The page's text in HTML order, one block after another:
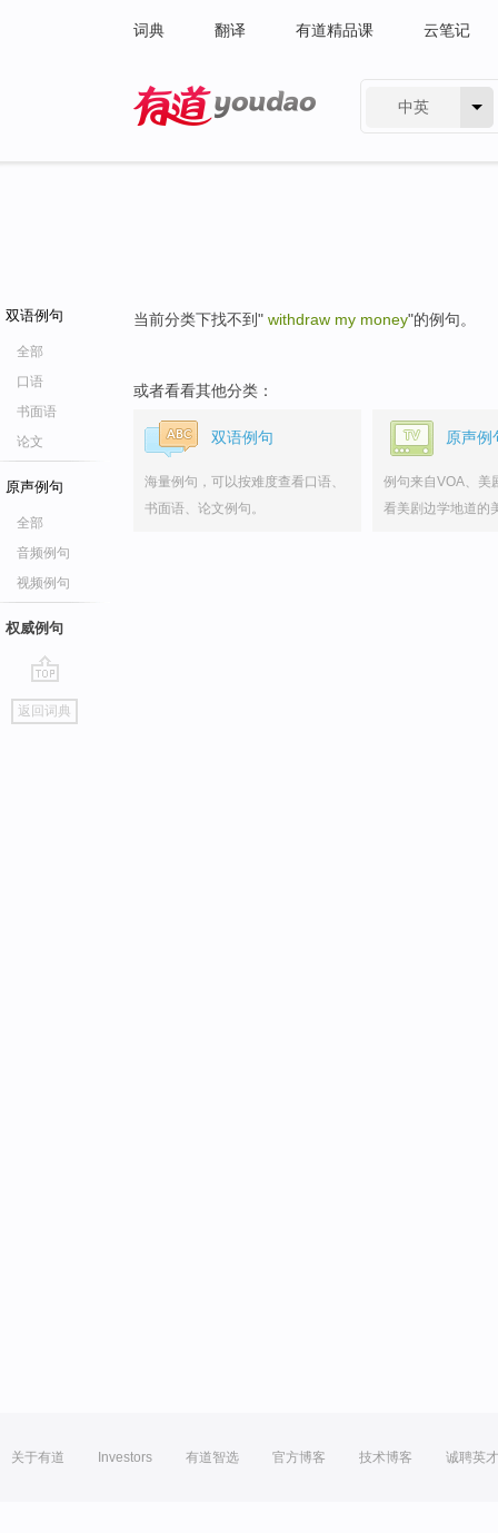
词典 翻译 有道精品课 云笔记
中英
双语例句
全部
口语
书面语
论文
原声例句
全部
音频例句
视频例句
权威例句
go
top
返回词典
当前分类下找不到" withdraw my money"的例句。
或者看看其他分类：
双语例句
海量例句，可以按难度查看口语、
书面语、论文例句。
原声例
例句来自VOA、美
看美剧边学地道的
关于有道 Investors 有道智选 官方博客 技术博客 诚聘英才